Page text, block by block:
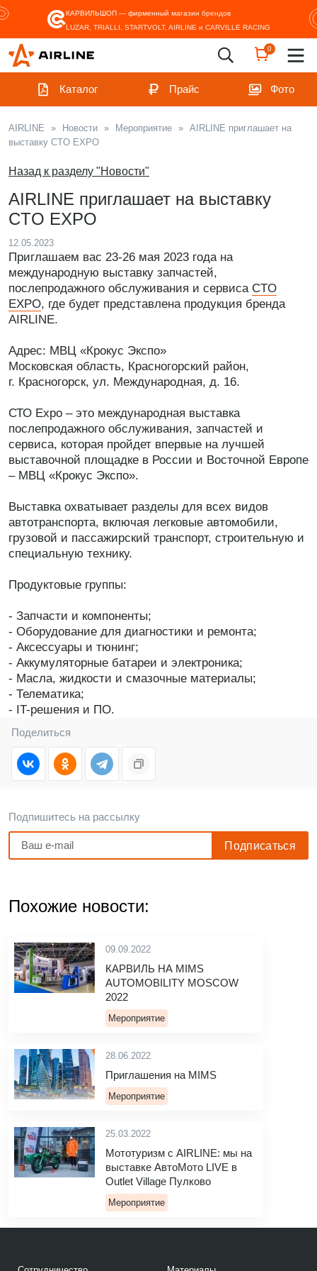
КАРВИЛЬШОП — фирменный магазин брендов
LUZAR, TRIALLI, STARTVOLT, AIRLINE и CARVILLE RACING
0
Каталог Прайс Фото
AIRLINE » Новости » Мероприятие » AIRLINE приглашает на
выставку CTO EXPO
Назад к разделу "Новости"
AIRLINE приглашает на выставку
CTO EXPO
12.05.2023
Приглашаем вас 23-26 мая 2023 года на
международную выставку запчастей,
послепродажного обслуживания и сервиса CTО
EXPO, где будет представлена продукция бренда
AIRLINE.
Адрес: МВЦ «Крокус Экспо»
Московская область, Красногорский район,
г. Красногорск, ул. Международная, д. 16.
СТО Expo – это международная выставка
послепродажного обслуживания, запчастей и
сервиса, которая пройдет впервые на лучшей
выставочной площадке в России и Восточной Европе
– МВЦ «Крокус Экспо».
Выставка охватывает разделы для всех видов
автотранспорта, включая легковые автомобили,
грузовой и пассажирский транспорт, строительную и
специальную технику.
Продуктовые группы:
- Запчасти и компоненты;
- Оборудование для диагностики и ремонта;
- Аксессуары и тюнинг;
- Аккумуляторные батареи и электроника;
- Масла, жидкости и смазочные материалы;
- Телематика;
- IT-решения и ПО.
Поделиться
Подпишитесь на рассылку
Похожие новости:
09.09.2022
КАРВИЛЬ НА MIMS
AUTOMOBILITY MOSCOW
2022
Мероприятие
28.06.2022
Приглашения на MIMS
Мероприятие
25.03.2022
Мототуризм с AIRLINE: мы на
выставке АвтоМото LIVE в
Outlet Village Пулково
Мероприятие